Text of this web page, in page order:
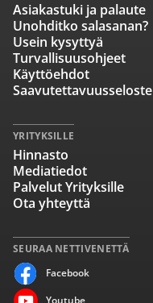
SEURAA NETTIVENETTÄ
Facebook
Youtube
Asiakastuki ja palaute
Unohditko salasanan?
Usein kysyttyä
Turvallisuusohjeet
Käyttöehdot
Saavutettavuusseloste
YRITYKSILLE
Hinnasto
Mediatiedot
Palvelut Yrityksille
Ota yhteyttä